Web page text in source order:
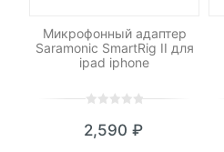
Микрофонный адаптер
Saramonic SmartRig II для
ipad iphone
out
2,590 ₽